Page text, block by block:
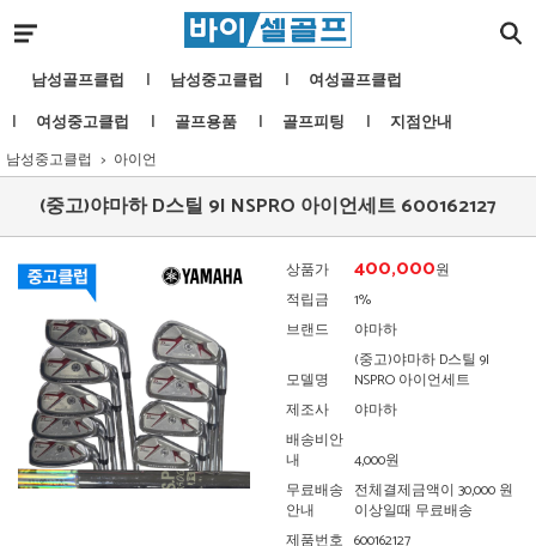
남성골프클럽 남성중고클럽
여성골프클럽
여성중고클럽
골프용품 골프피팅 지점안내
남성중고클럽 아이언
(중고)야마하 D스틸 9I NSPRO 아이언세트 600162127
상품가 400,000원
적립금
1%
브랜드
야마하
모델명
(중고)야마하 D스틸 9I
NSPRO 아이언세트
제조사
야마하
배송비안
내
4,000원
무료배송
안내
전체결제금액이 30,000 원
이상일때 무료배송
제품번호 600162127